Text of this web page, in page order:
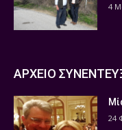
4
ΑΡΧΕΙΟ
24